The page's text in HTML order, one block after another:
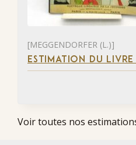
[MEGGENDORFER (L.)]
ESTIMATION DU
Voir toutes nos